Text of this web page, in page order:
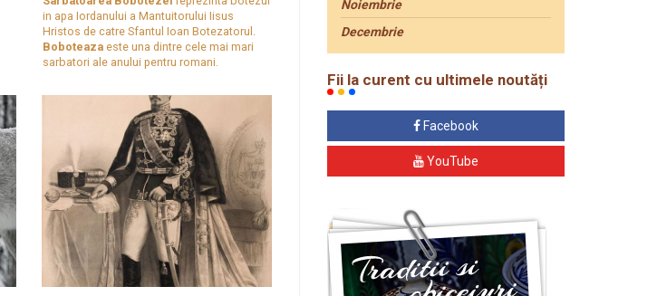
in apa Iordanului a Mantuitorului Iisus
Hristos de catre Sfantul Ioan Botezatorul.
Boboteazaeste una dintre cele mai mari
sarbatori ale anului pentru romani.
Noiembrie
Decembrie
Fii la curent cu ultimele noutăți
Facebook
YouTube